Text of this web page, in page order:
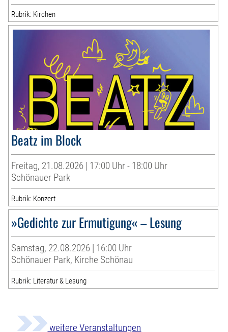
Rubrik: Kirchen
Beatz im Block
Freitag, 21.08.2026 | 17:00 Uhr - 18:00 Uhr
Schönauer Park
Rubrik: Konzert
»Gedichte zur Ermutigung« – Lesung
Samstag, 22.08.2026 | 16:00 Uhr
Schönauer Park, Kirche Schönau
Rubrik: Literatur & Lesung
weitere Veranstaltungen